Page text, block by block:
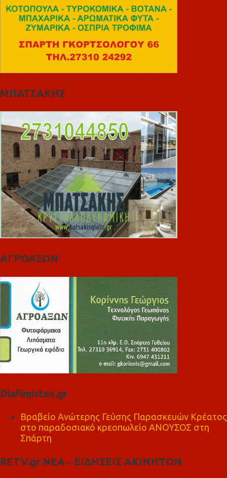
ΜΠΑΤΣΑΚΗΣ
ΑΓΡΟΑΞΩΝ
Diafimistes.gr
Βραβείο Ανώτερης Γεύσης Παρασκευών Κρέατος
στο παραδοσιακό κρεοπωλείο ΑΝΟΥΣΟΣ στη
Σπάρτη
RETV.gr ΝΕΑ - ΕΙΔΗΣΕΙΣ ΑΚΙΝΗΤΩΝ